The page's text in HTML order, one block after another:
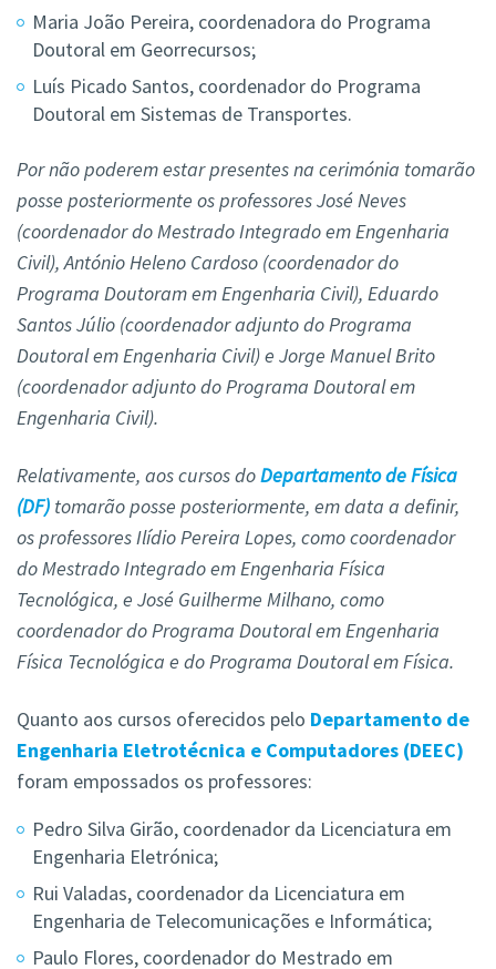
Maria João Pereira, coordenadora do Programa
Doutoral em Georrecursos;
Luís Picado Santos, coordenador do Programa
Doutoral em Sistemas de Transportes.
Por não poderem estar presentes na cerimónia tomarão
posse posteriormente os professores José Neves
(coordenador do Mestrado Integrado em Engenharia
Civil), António Heleno Cardoso (coordenador do
Programa Doutoram em Engenharia Civil), Eduardo
Santos Júlio (coordenador adjunto do Programa
Doutoral em Engenharia Civil) e Jorge Manuel Brito
(coordenador adjunto do Programa Doutoral em
Engenharia Civil).
Relativamente, aos cursos doDepartamento de Física
(DF) tomarão posse posteriormente, em data a definir,
os professores Ilídio Pereira Lopes, como coordenador
do Mestrado Integrado em Engenharia Física
Tecnológica, e José Guilherme Milhano, como
coordenador do Programa Doutoral em Engenharia
Física Tecnológica e do Programa Doutoral em Física.
Quanto aos cursos oferecidos pelo Departamento de
Engenharia Eletrotécnica e Computadores (DEEC)
foram empossados os professores:
Pedro Silva Girão, coordenador da Licenciatura em
Engenharia Eletrónica;
Rui Valadas, coordenador da Licenciatura em
Engenharia de Telecomunicações e Informática;
Paulo Flores, coordenador do Mestrado em